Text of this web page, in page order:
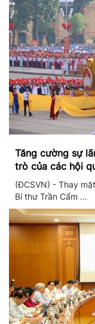
Tăng cường sự
trò của các hội
triển mới
(ĐCSVN) - Thay
Bí thư Trần Cẩm ...